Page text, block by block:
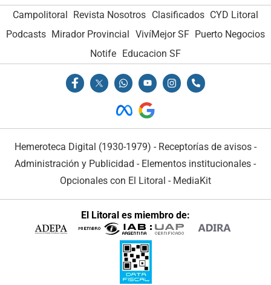
Campolitoral Revista Nosotros Clasificados CYD Litoral
Podcasts Mirador Provincial VivíMejor SF Puerto Negocios
Notife
Educacion SF
Hemeroteca Digital (1930-1979) - Receptorías de avisos -
Administración y Publicidad - Elementos institucionales -
Opcionales con El Litoral - MediaKit
El Litoral es miembro de: